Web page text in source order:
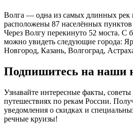
Волга — одна из самых длинных рек
расположены 87 населённых
Через Волгу перекинуто 52 моста. С
можно увидеть следующие города:
Новгород, Казань, Волгоград,
Подпишитесь на наши
Узнавайте интересные факты,
путешествиях по рекам России.
уведомления о скидках и
речные круизы!